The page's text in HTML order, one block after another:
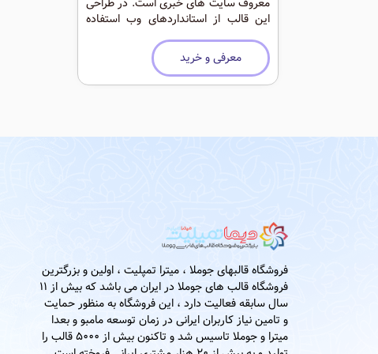
این قالب از استانداردهای وب استفاده
شده است. موقعیت ماژول و استفاده از
ماژول حرفه ای دیما نیوز باعث شده این
قالب زیبا تر شود.
معرفی و خرید
فروشگاه قالبهای جوملا ، میترا تمپلیت ، اولین و بزرگترین
فروشگاه قالب های جوملا در ایران می باشد که بیش از 11
سال سابقه فعالیت دارد ، این فروشگاه به منظور حمایت
و تامین نیاز کاربران ایرانی در زمان توسعه مامبو و بعدا
میترا و جوملا تاسیس شد و تاکنون بیش از 5000 قالب را